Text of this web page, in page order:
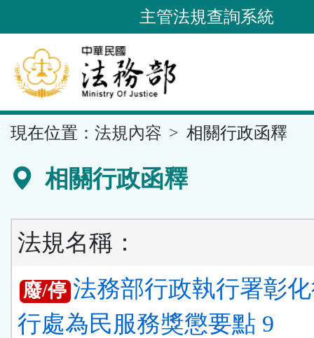
到
要
內
容
區
主管法規查詢系統
現在位置： 法規內容 相關行政函釋
相關行政函釋
法規名稱：
廢/停 法務部行政執行署彰
行處為民服務獎懲要點 9